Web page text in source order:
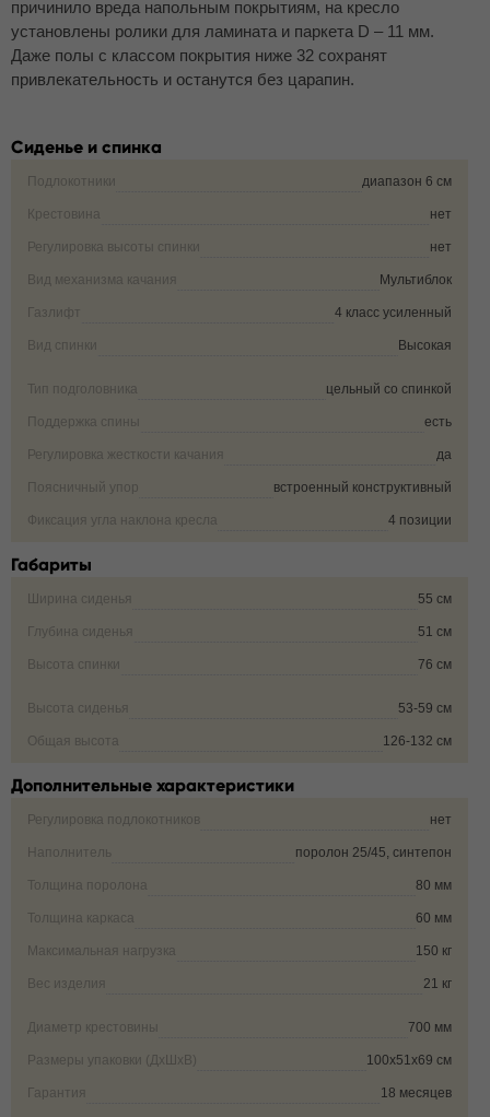
причинило вреда напольным покрытиям, на кресло
установлены ролики для ламината и паркета D – 11 мм.
Даже полы с классом покрытия ниже 32 сохранят
привлекательность и останутся без царапин.
Сиденье и спинка
Подлокотники диапазон 6 см
Крестовина нет
Регулировка высоты спинки нет
Вид механизма качания Мультиблок
Газлифт 4 класс усиленный
Вид спинки Высокая
Тип подголовника цельный со спинкой
Поддержка спины есть
Регулировка жесткости качания да
Поясничный упор встроенный конструктивный
Фиксация угла наклона кресла 4 позиции
Габариты
Ширина сиденья 55 см
Глубина сиденья 51 см
Высота спинки 76 см
Высота сиденья 53-59 см
Общая высота 126-132 см
Дополнительные характеристики
Регулировка подлокотников нет
Наполнитель поролон 25/45, синтепон
Толщина поролона 80 мм
Толщина каркаса 60 мм
Максимальная нагрузка 150 кг
Вес изделия 21 кг
Диаметр крестовины 700 мм
Размеры упаковки (ДxШxВ) 100х51х69 см
Гарантия 18 месяцев